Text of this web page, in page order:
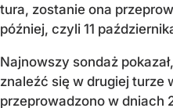
tura, zostanie ona
później, czyli 11
Najnowszy sondaż
znaleźć się w drugiej turze
przeprowadzono w dniach